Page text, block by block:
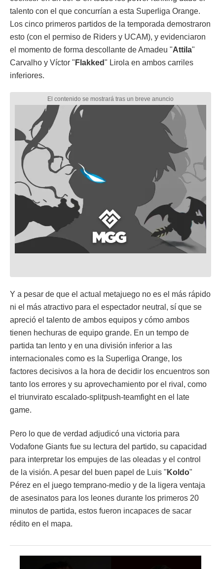
talento con el que concurrían a esta Superliga Orange.
Los cinco primeros partidos de la temporada demostraron
esto (con el permiso de Riders y UCAM), y evidenciaron
el momento de forma descollante de Amadeu "Attila"
Carvalho y Víctor " Flakked" Lirola en ambos carriles
inferiores.
Y a pesar de que el actual metajuego no es el más rápido
ni el más atractivo para el espectador neutral, sí que se
apreció el talento de ambos equipos y cómo ambos
tienen hechuras de equipo grande. En un tempo de
partida tan lento y en una división inferior a las
internacionales como es la Superliga Orange, los
factores decisivos a la hora de decidir los encuentros son
tanto los errores y su aprovechamiento por el rival, como
el triunvirato escalado-splitpush-teamfight en el late
game.
Pero lo que de verdad adjudicó una victoria para
Vodafone Giants fue su lectura del partido, su capacidad
para interpretar los empujes de las oleadas y el control
de la visión. A pesar del buen papel de Luis " Koldo"
Pérez en el juego temprano-medio y de la ligera ventaja
de asesinatos para los leones durante los primeros 20
minutos de partida, estos fueron incapaces de sacar
rédito en el mapa.